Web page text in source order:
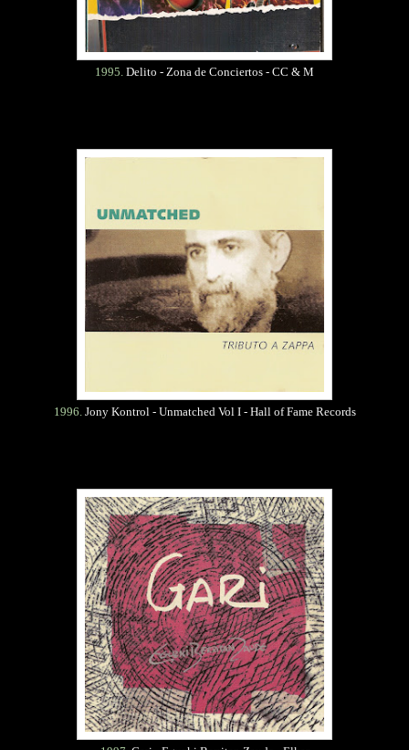
1995. Delito - Zona de Conciertos - CC & M
1996. Jony Kontrol - Unmatched Vol I - Hall of Fame Records